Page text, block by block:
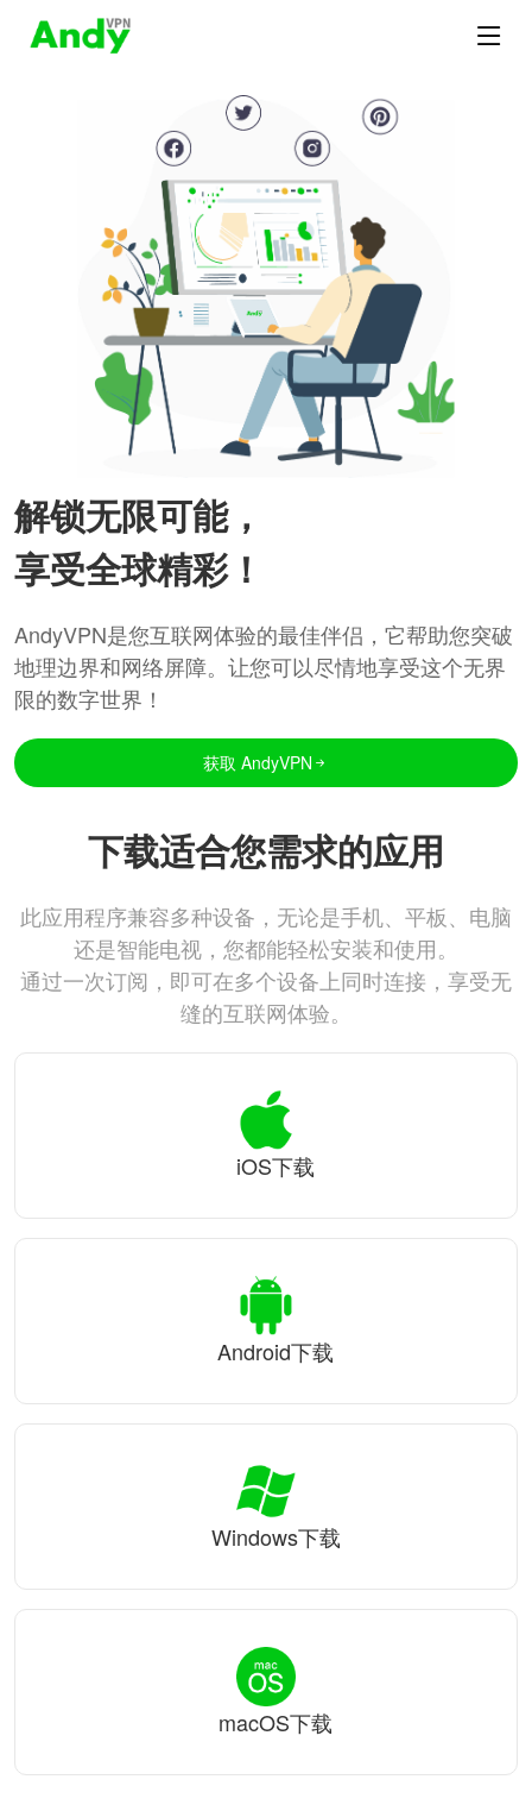
解锁无限可能，
享受全球精彩！
AndyVPN是您互联网体验的最佳伴侣，它帮助您突破
地理边界和网络屏障。让您可以尽情地享受这个无界
限的数字世界！
获取 AndyVPN
下载适合您需求的应用
此应用程序兼容多种设备，无论是手机、平板、电脑
还是智能电视，您都能轻松安装和使用。
通过一次订阅，即可在多个设备上同时连接，享受无
缝的互联网体验。
iOS下载
Android下载
Windows下载
macOS下载